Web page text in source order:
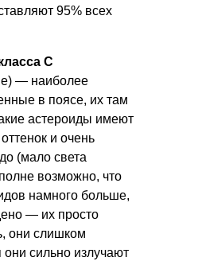
95% всех
С
— наиболее
в поясе, их там
астероиды имеют
и очень
(мало света
возможно, что
намного больше,
— их просто
они слишком
сильно излучают